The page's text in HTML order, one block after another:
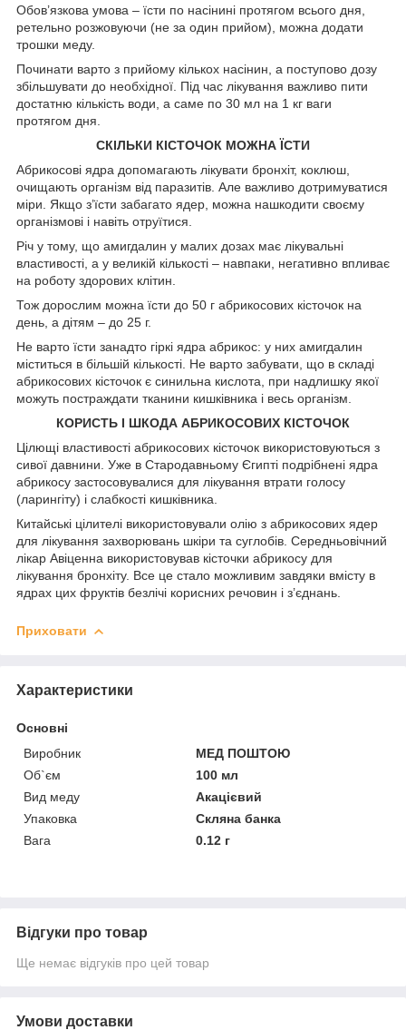
Обов’язкова умова – їсти по насінині протягом всього дня,
ретельно розжовуючи (не за один прийом), можна додати
трошки меду.
Починати варто з прийому кількох насінин, а поступово дозу
збільшувати до необхідної. Під час лікування важливо пити
достатню кількість води, а саме по 30 мл на 1 кг ваги
протягом дня.
СКІЛЬКИ КІСТОЧОК МОЖНА ЇСТИ
Абрикосові ядра допомагають лікувати бронхіт, коклюш,
очищають організм від паразитів. Але важливо дотримуватися
міри. Якщо з’їсти забагато ядер, можна нашкодити своєму
організмові і навіть отруїтися.
Річ у тому, що амигдалин у малих дозах має лікувальні
властивості, а у великій кількості – навпаки, негативно впливає
на роботу здорових клітин.
Тож дорослим можна їсти до 50 г абрикосових кісточок на
день, а дітям – до 25 г.
Не варто їсти занадто гіркі ядра абрикос: у них амигдалин
міститься в більшій кількості. Не варто забувати, що в складі
абрикосових кісточок є синильна кислота, при надлишку якої
можуть постраждати тканини кишківника і весь організм.
КОРИСТЬ І ШКОДА АБРИКОСОВИХ КІСТОЧОК
Цілющі властивості абрикосових кісточок використовуються з
сивої давнини. Уже в Стародавньому Єгипті подрібнені ядра
абрикосу застосовувалися для лікування втрати голосу
(ларингіту) і слабкості кишківника.
Китайські цілителі використовували олію з абрикосових ядер
для лікування захворювань шкіри та суглобів. Середньовічний
лікар Авіценна використовував кісточки абрикосу для
лікування бронхіту. Все це стало можливим завдяки вмісту в
ядрах цих фруктів безлічі корисних речовин і з’єднань.
Приховати
Характеристики
Основні
Виробник
МЕД ПОШТОЮ
Об`єм
100 мл
Вид меду
Акацієвий
Упаковка
Скляна банка
Вага
0.12 г
Відгуки про товар
Ще немає відгуків про цей товар
Умови доставки